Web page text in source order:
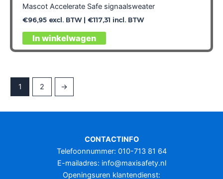
Mascot Accelerate Safe signaalsweater
€96,95excl. BTW | €117,31 incl. BTW
In winkelwagen
Dit
product
worden
op
de
productpagina
1 2 →
CONTACTINFO
Telefoonnummer: 010-713 81 64
E-mailadres: info@maxisafety.nl
Openingsuren klantendienst: